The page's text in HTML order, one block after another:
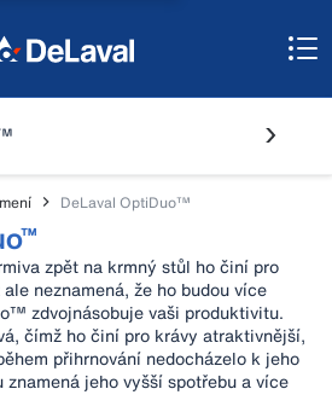
DeLaval OptiDuo™
zpět na krmný stůl ho činí pro
neznamená, že ho budou více
zdvojnásobuje vaši produktivitu.
čímž ho činí pro krávy atraktivnější,
přihrnování nedocházelo k jeho
jeho vyšší spotřebu a více